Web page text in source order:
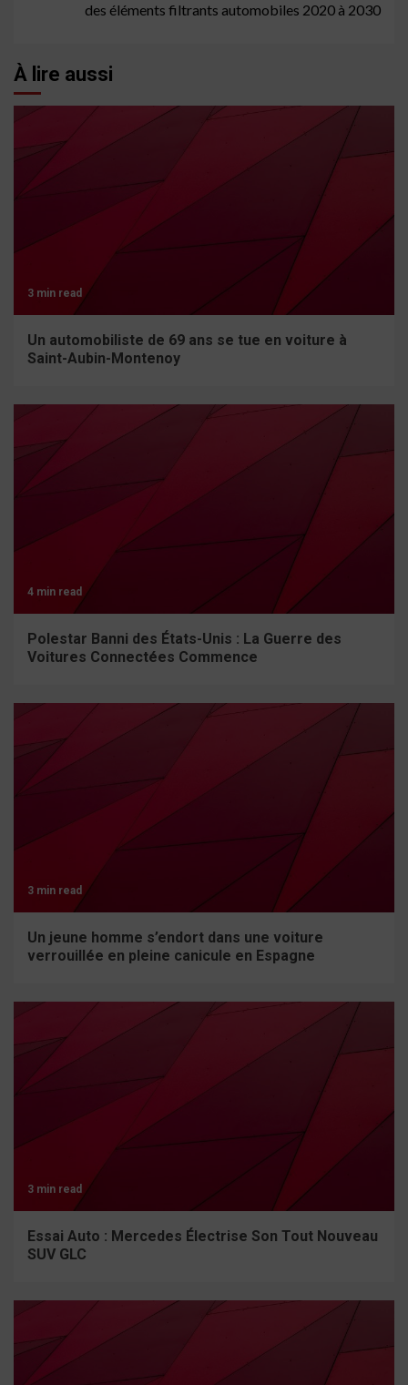
des éléments filtrants automobiles 2020 à 2030
À lire aussi
3 min read
Un automobiliste de 69 ans se tue en voiture à
Saint-Aubin-Montenoy
4 min read
Polestar Banni des États-Unis : La Guerre des
Voitures Connectées Commence
3 min read
Un jeune homme s’endort dans une voiture
verrouillée en pleine canicule en Espagne
3 min read
Essai Auto : Mercedes Électrise Son Tout Nouveau
SUV GLC